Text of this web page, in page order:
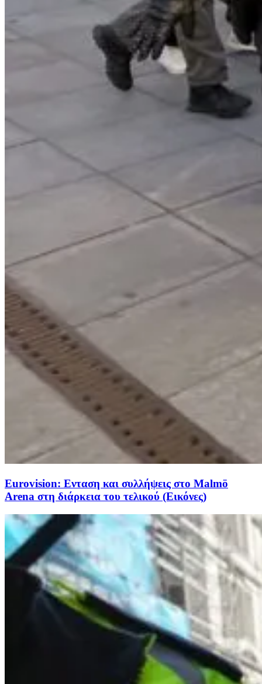
Eurovision: Ενταση και συλλήψεις στο Malmö
Arena στη διάρκεια του τελικού (Εικόνες)